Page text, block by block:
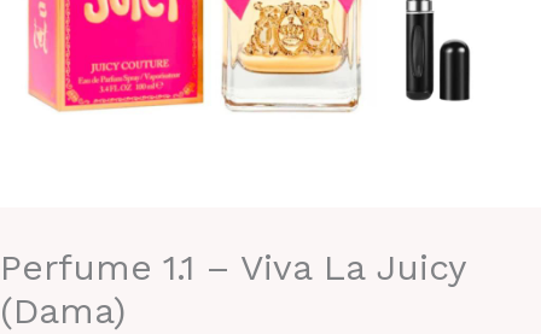
Perfume 1.1 – Viva La Juicy
(Dama)